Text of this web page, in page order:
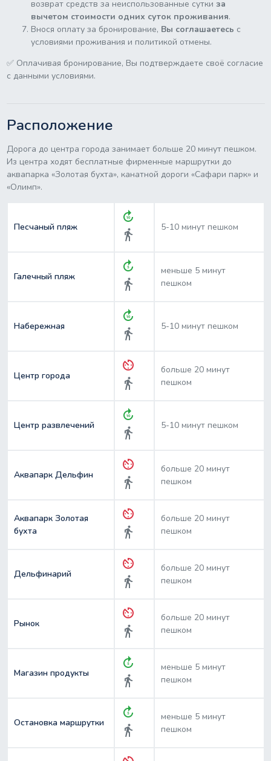
возврат средств за неиспользованные сутки за
вычетом стоимости одних суток проживания.
Внося оплату за бронирование, Вы соглашаетесь с
условиями проживания и политикой отмены.
✅ Оплачивая бронирование, Вы подтверждаете своё согласие
с данными условиями.
Расположение
Дорога до центра города занимает больше 20 минут пешком.
Из центра ходят бесплатные фирменные маршрутки до
аквапарка «Золотая бухта», канатной дороги «Сафари парк» и
«Олимп».
Песчаный пляж
forward_10
directions_walk
5-10 минут пешком
Галечный пляж
forward_5
directions_walk
меньше 5 минут
пешком
Набережная
forward_10
directions_walk
5-10 минут пешком
Центр города
av_timer
directions_walk
больше 20 минут
пешком
Центр развлечений
forward_10
directions_walk
5-10 минут пешком
Аквапарк Дельфин
av_timer
directions_walk
больше 20 минут
пешком
Аквапарк Золотая
бухта
av_timer
directions_walk
больше 20 минут
пешком
Дельфинарий
av_timer
directions_walk
больше 20 минут
пешком
Рынок
av_timer
directions_walk
больше 20 минут
пешком
Магазин продукты
forward_5
directions_walk
меньше 5 минут
пешком
Остановка маршрутки
forward_5
directions_walk
меньше 5 минут
пешком